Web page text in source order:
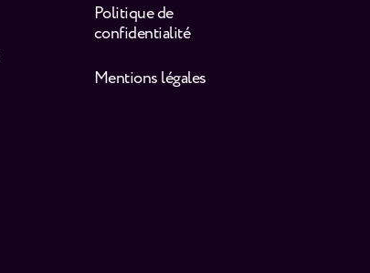
Politique de
confidentialité
Mentions légales